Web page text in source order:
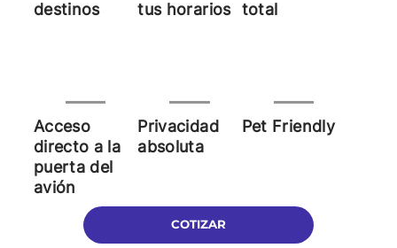
COTIZAR
destinos
tus horarios total
Acceso
directo a la
puerta del
avión
Privacidad
absoluta
Pet Friendly